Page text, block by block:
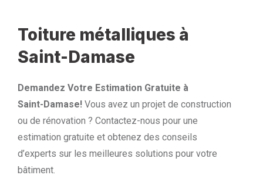
Toiture métalliques à
Saint-Damase
Demandez Votre Estimation Gratuite à
Saint-Damase! Vous avez un projet de construction
ou de rénovation ? Contactez-nous pour une
estimation gratuite et obtenez des conseils
d’experts sur les meilleures solutions pour votre
bâtiment.